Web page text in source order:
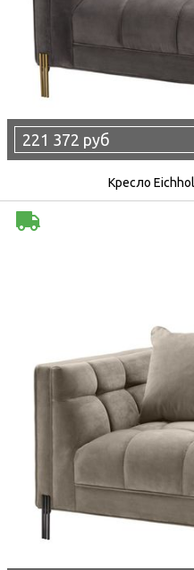
221 372 руб
Кресло